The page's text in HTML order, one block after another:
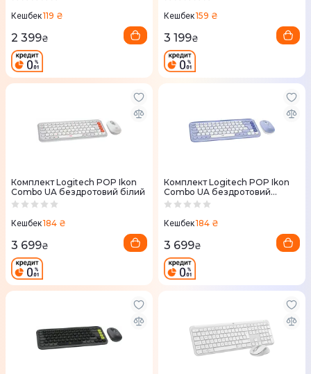
Кешбек119 ₴
2 399₴
Кешбек159 ₴
3 199₴
Комплект Logitech POP Ikon
Combo UA бездротовий бiлий
Кешбек184 ₴
3 699₴
Комплект Logitech POP Ikon
Combo UA бездротовий
бузковий
Кешбек184 ₴
3 699₴